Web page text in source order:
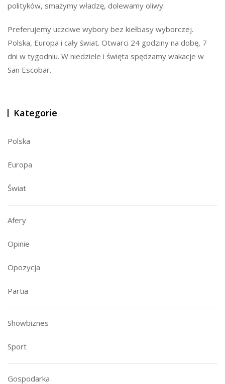
polityków, smażymy władzę, dolewamy oliwy.
Preferujemy uczciwe wybory bez kiełbasy wyborczej.
Polska, Europa i cały świat. Otwarci 24 godziny na dobę, 7
dni w tygodniu. W niedziele i święta spędzamy wakacje w
San Escobar.
Kategorie
Polska
Europa
Świat
Afery
Opinie
Opozycja
Partia
Showbiznes
Sport
Gospodarka